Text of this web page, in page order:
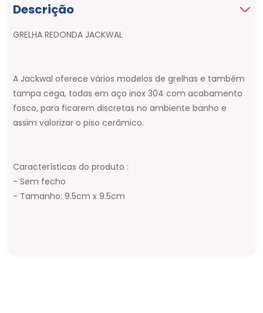
Descrição
GRELHA REDONDA JACKWAL
A Jackwal oferece vários modelos de grelhas e também
tampa cega, todas em aço inox 304 com acabamento
fosco, para ficarem discretas no ambiente banho e
assim valorizar o piso cerâmico.
Características do produto :
- Sem fecho
- Tamanho: 9.5cm x 9.5cm